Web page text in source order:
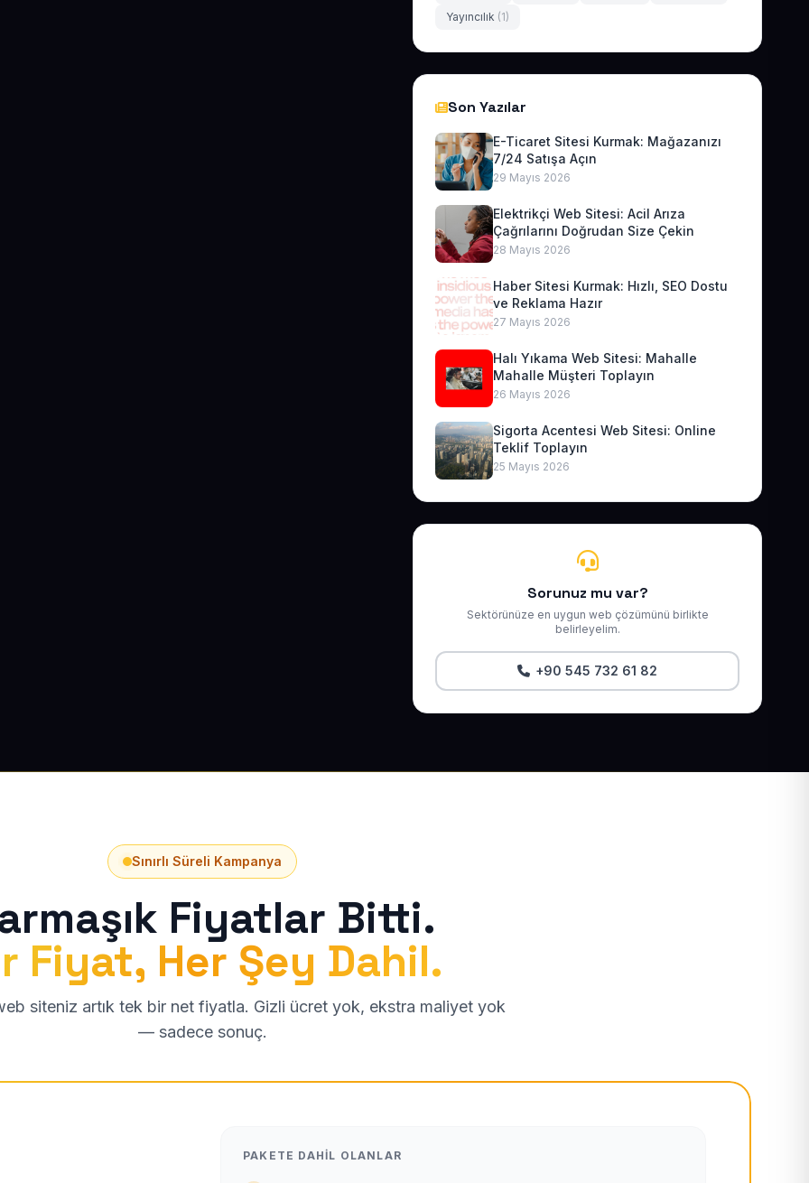
Yayıncılık (1)
Son Yazılar
E-Ticaret Sitesi Kurmak: Mağazanızı
7/24 Satışa Açın
29 Mayıs 2026
Elektrikçi Web Sitesi: Acil Arıza
Çağrılarını Doğrudan Size Çekin
28 Mayıs 2026
Haber Sitesi Kurmak: Hızlı, SEO Dostu
ve Reklama Hazır
27 Mayıs 2026
Halı Yıkama Web Sitesi: Mahalle
Mahalle Müşteri Toplayın
26 Mayıs 2026
Sigorta Acentesi Web Sitesi: Online
Teklif Toplayın
25 Mayıs 2026
Sorunuz mu var?
Sektörünüze en uygun web çözümünü birlikte
belirleyelim.
+90 545 732 61 82
Sınırlı Süreli Kampanya
Fiyatlar Bitti.
Fiyat, Her Şey Dahil.
siteniz artık tek bir net fiyatla. Gizli ücret yok, ekstra maliyet yok
— sadece sonuç.
PAKETE DAHIL OLANLAR